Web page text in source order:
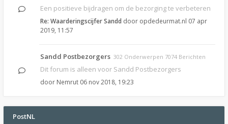
Een positieve bijdragen om de bezorging te verbeteren
Re: Waarderingscijfer Sandd door opdedeurmat.nl 07 apr
2019, 11:57
Sandd Postbezorgers 302 Onderwerpen 7074 Berichten
Dit forum is alleen voor Sandd Postbezorgers
door Nemrut 06 nov 2018, 19:23
PostNL